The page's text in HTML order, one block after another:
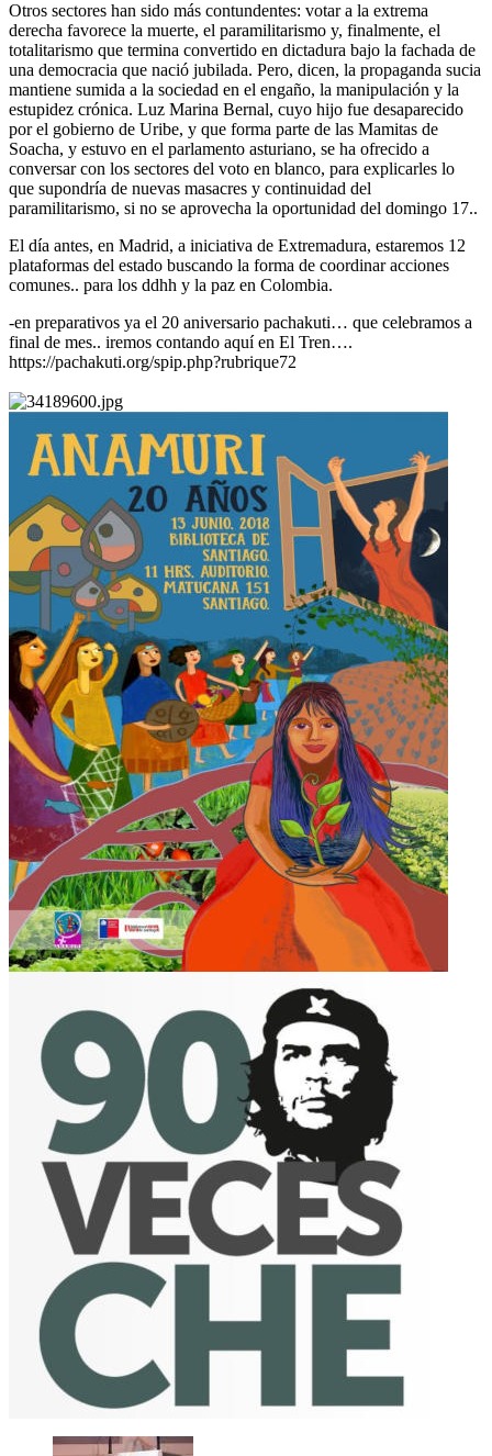
Otros sectores han sido más contundentes: votar a la extrema
derecha favorece la muerte, el paramilitarismo y, finalmente, el
totalitarismo que termina convertido en dictadura bajo la fachada de
una democracia que nació jubilada. Pero, dicen, la propaganda sucia
mantiene sumida a la sociedad en el engaño, la manipulación y la
estupidez crónica. Luz Marina Bernal, cuyo hijo fue desaparecido
por el gobierno de Uribe, y que forma parte de las Mamitas de
Soacha, y estuvo en el parlamento asturiano, se ha ofrecido a
conversar con los sectores del voto en blanco, para explicarles lo
que supondría de nuevas masacres y continuidad del
paramilitarismo, si no se aprovecha la oportunidad del domingo 17..
El día antes, en Madrid, a iniciativa de Extremadura, estaremos 12
plataformas del estado buscando la forma de coordinar acciones
comunes.. para los ddhh y la paz en Colombia.
-en preparativos ya el 20 aniversario pachakuti… que celebramos a
final de mes.. iremos contando aquí en El Tren….
https://pachakuti.org/spip.php?rubrique72